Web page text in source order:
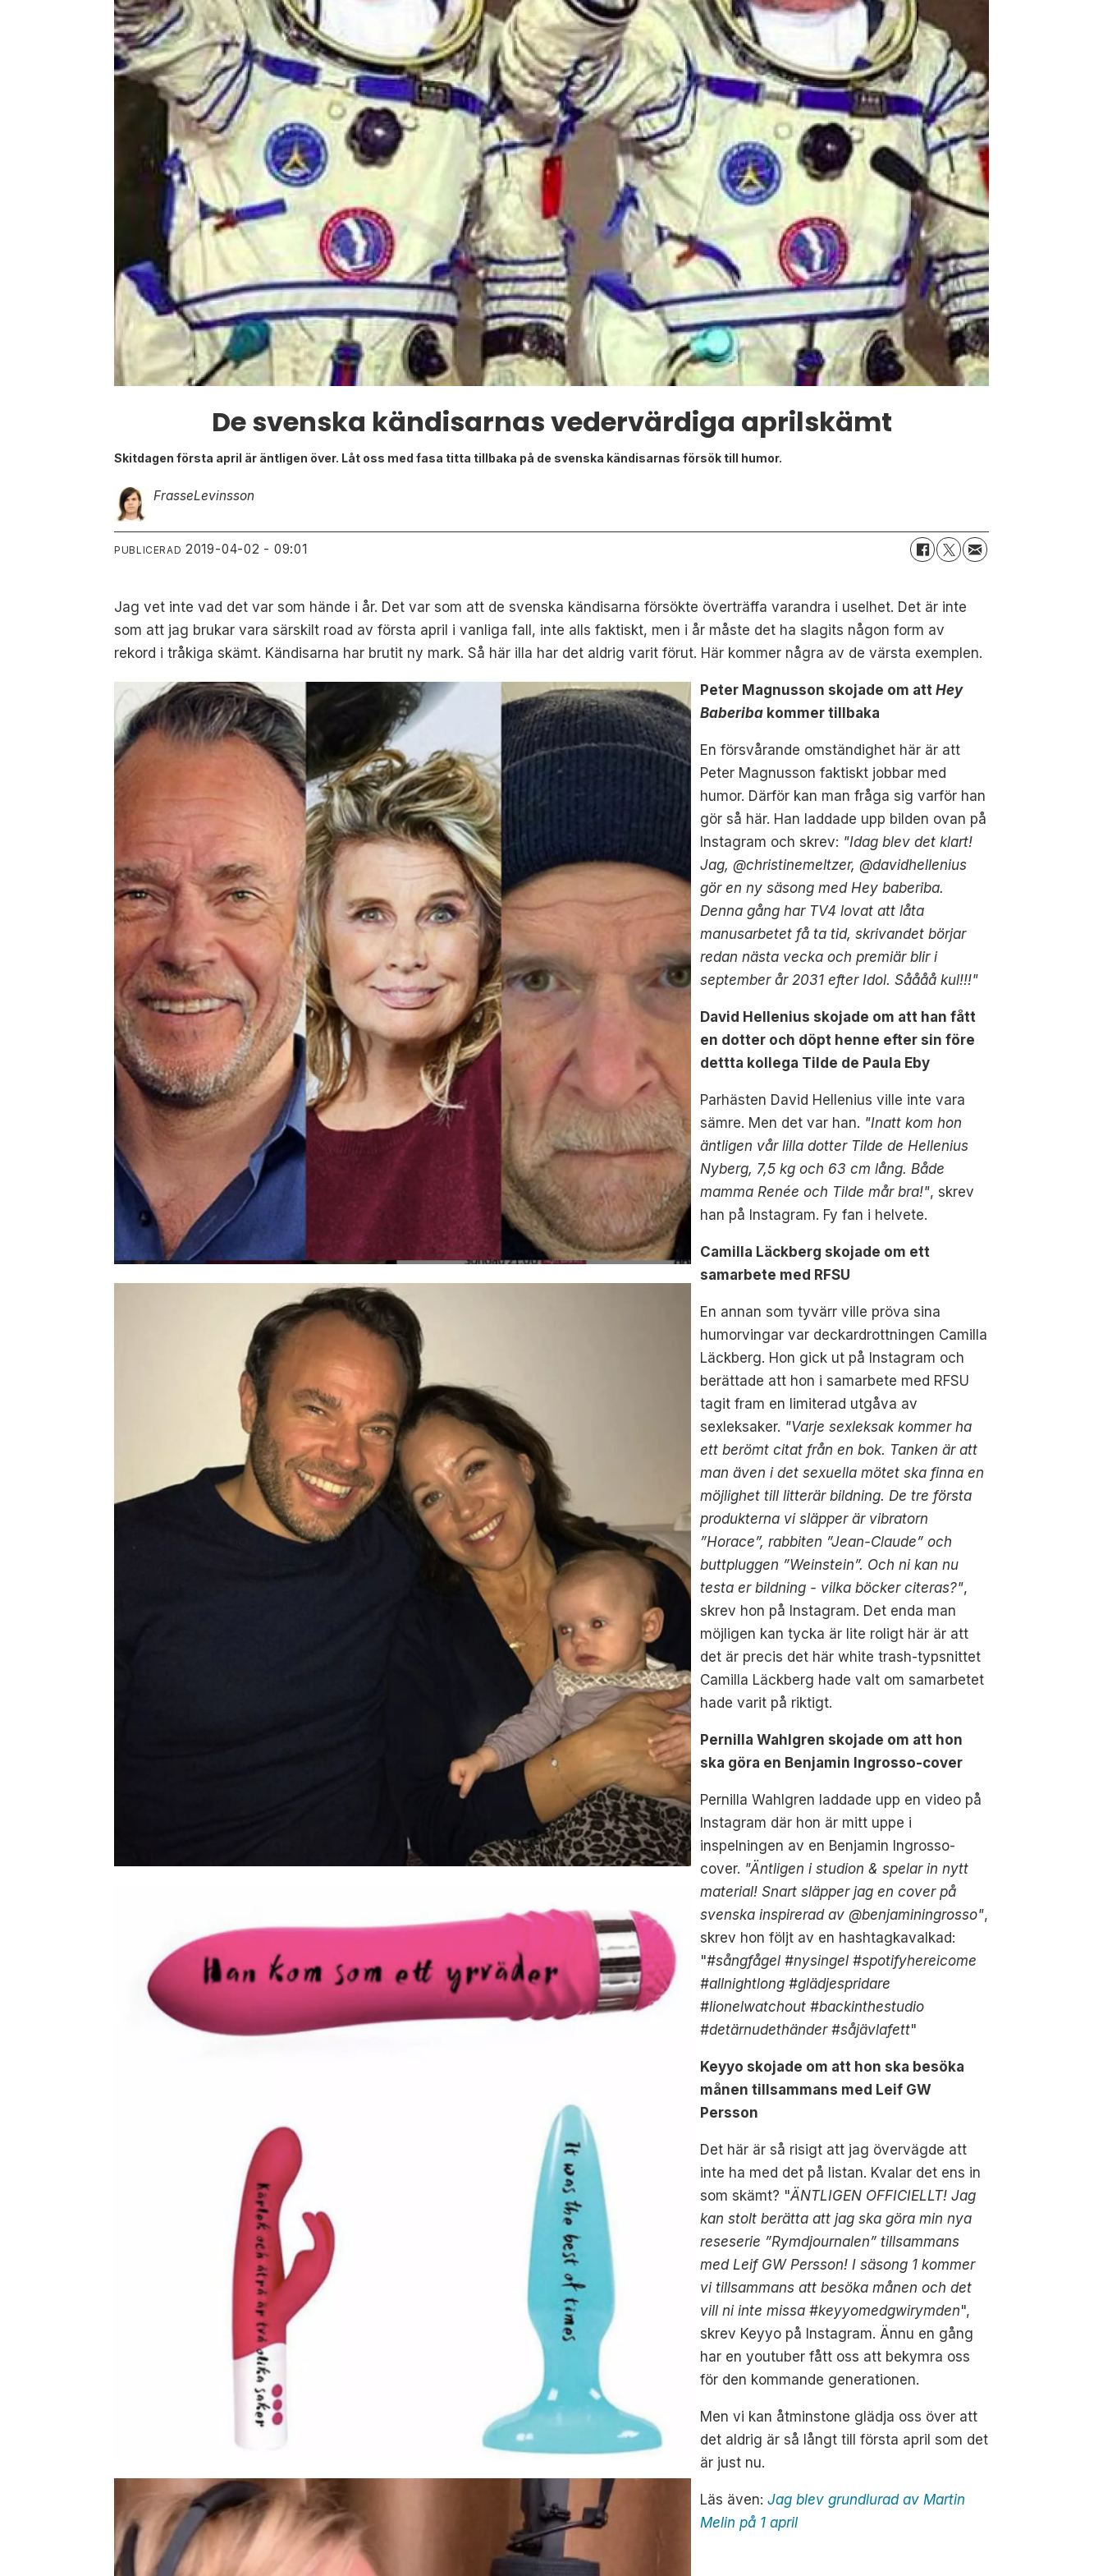
De svenska kändisarnas vedervärdiga aprilskämt
Skitdagen första april är äntligen över. Låt oss med fasa titta tillbaka på de svenska kändisarnas försök till humor.
FrasseLevinsson
PUBLICERAD 2019-04-02 - 09:01
Jag vet inte vad det var som hände i år. Det var som att de svenska kändisarna försökte överträffa varandra i uselhet. Det är inte
som att jag brukar vara särskilt road av första april i vanliga fall, inte alls faktiskt, men i år måste det ha slagits någon form av
rekord i tråkiga skämt. Kändisarna har brutit ny mark. Så här illa har det aldrig varit förut. Här kommer några av de värsta exemplen.
Peter Magnusson skojade om attHey
Baberiba kommer tillbaka
En försvårande omständighet här är att
Peter Magnusson faktiskt jobbar med
humor. Därför kan man fråga sig varför han
gör så här. Han laddade upp bilden ovan på
Instagram och skrev: "Idag blev det klart!
Jag, @christinemeltzer, @davidhellenius
gör en ny säsong med Hey baberiba.
Denna gång har TV4 lovat att låta
manusarbetet få ta tid, skrivandet börjar
redan nästa vecka och premiär blir i
september år 2031 efter Idol. Såååå kul!!!"
David Hellenius skojade om att han fått
en dotter och döpt henne efter sin före
dettta kollega Tilde de Paula Eby
Parhästen David Hellenius ville inte vara
sämre. Men det var han. "Inatt kom hon
äntligen vår lilla dotter Tilde de Hellenius
Nyberg, 7,5 kg och 63 cm lång. Både
mamma Renée och Tilde mår bra!", skrev
han på Instagram. Fy fan i helvete.
Camilla Läckberg skojade om ett
samarbete med RFSU
En annan som tyvärr ville pröva sina
humorvingar var deckardrottningen Camilla
Läckberg. Hon gick ut på Instagram och
berättade att hon i samarbete med RFSU
tagit fram en limiterad utgåva av
sexleksaker. "Varje sexleksak kommer ha
ett berömt citat från en bok. Tanken är att
man även i det sexuella mötet ska finna en
möjlighet till litterär bildning. De tre första
produkterna vi släpper är vibratorn
”Horace”, rabbiten ”Jean-Claude” och
buttpluggen ”Weinstein”. Och ni kan nu
testa er bildning - vilka böcker citeras?",
skrev hon på Instagram. Det enda man
möjligen kan tycka är lite roligt här är att
det är precis det här white trash-typsnittet
Camilla Läckberg hade valt om samarbetet
hade varit på riktigt.
Pernilla Wahlgren skojade om att hon
ska göra en Benjamin Ingrosso-cover
Pernilla Wahlgren laddade upp en video på
Instagram där hon är mitt uppe i
inspelningen av en Benjamin Ingrosso-
cover. "Äntligen i studion & spelar in nytt
material! Snart släpper jag en cover på
svenska inspirerad av @benjaminingrosso",
skrev hon följt av en hashtagkavalkad:
"#sångfågel #nysingel #spotifyhereicome
#allnightlong #glädjespridare
#lionelwatchout #backinthestudio
#detärnudethänder #såjävlafett"
Keyyo skojade om att hon ska besöka
månen tillsammans med Leif GW
Persson
Det här är så risigt att jag övervägde att
inte ha med det på listan. Kvalar det ens in
som skämt? "ÄNTLIGEN OFFICIELLT! Jag
kan stolt berätta att jag ska göra min nya
reseserie ”Rymdjournalen” tillsammans
med Leif GW Persson! I säsong 1 kommer
vi tillsammans att besöka månen och det
vill ni inte missa #keyyomedgwirymden",
skrev Keyyo på Instagram. Ännu en gång
har en youtuber fått oss att bekymra oss
för den kommande generationen.
Men vi kan åtminstone glädja oss över att
det aldrig är så långt till första april som det
är just nu.
Läs även:Jag blev grundlurad av Martin
Melin på 1 april